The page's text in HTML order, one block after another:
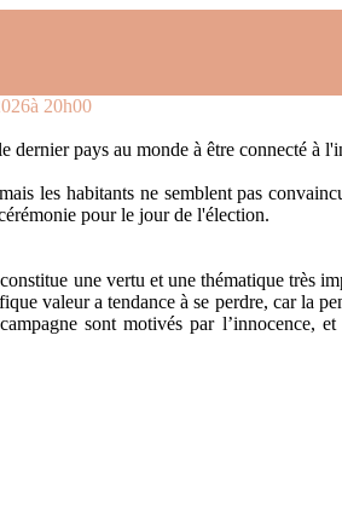
à 20h00
pays au monde à être connecté à
les habitants ne semblent pas
pour le jour de l'élection.
une vertu et une thématique très
valeur a tendance à se perdre, car la
sont motivés par l’innocence,